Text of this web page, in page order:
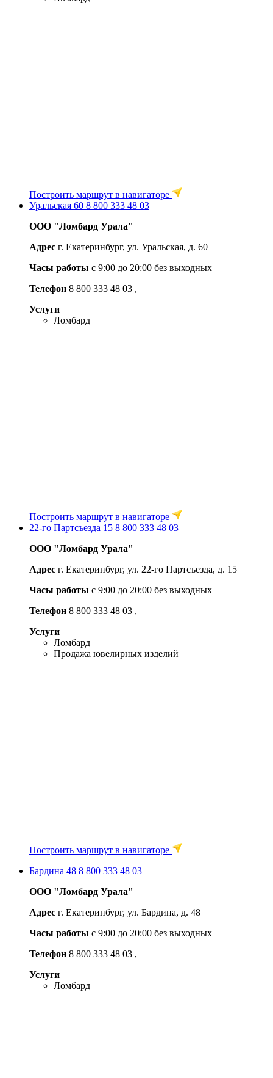
Построить маршрут в навигаторе
Уральская 60 8 800 333 48 03
ООО "Ломбард Урала"
Адрес г. Екатеринбург, ул. Уральская, д. 60
Часы работы c 9:00 до 20:00 без выходных
Телефон 8 800 333 48 03 ,
Услуги
Ломбард
Построить маршрут в навигаторе
22-го Партсъезда 15 8 800 333 48 03
ООО "Ломбард Урала"
Адрес г. Екатеринбург, ул. 22-го Партсъезда, д. 15
Часы работы c 9:00 до 20:00 без выходных
Телефон 8 800 333 48 03 ,
Услуги
Ломбард
Продажа ювелирных изделий
Построить маршрут в навигаторе
Бардина 48 8 800 333 48 03
ООО "Ломбард Урала"
Адрес г. Екатеринбург, ул. Бардина, д. 48
Часы работы с 9:00 до 20:00 без выходных
Телефон 8 800 333 48 03 ,
Услуги
Ломбард